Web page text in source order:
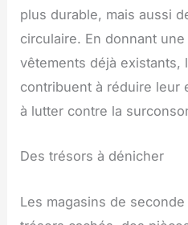
plus durable, mais aussi
circulaire. En donnant
vêtements déjà existants,
contribuent à réduire leur
à lutter contre la
Des trésors à dénicher
Les magasins de